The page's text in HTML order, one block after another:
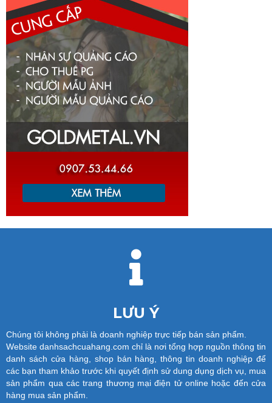
LƯU Ý
Chúng tôi không phải là doanh nghiệp trực tiếp bán sản phẩm.
Website danhsachcuahang.com chỉ là nơi tổng hợp nguồn thông tin
danh sách cửa hàng, shop bán hàng, thông tin doanh nghiệp để
các bạn tham khảo trước khi quyết định sử dung dụng dịch vụ, mua
sản phẩm qua các trang thương mại điện tử online hoặc đến cửa
hàng mua sản phẩm.